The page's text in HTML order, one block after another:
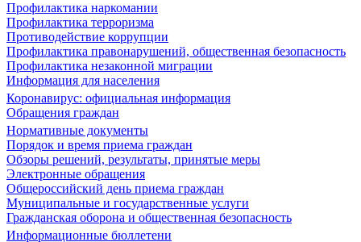
Профилактика наркомании
Профилактика терроризма
Противодействие коррупции
Профилактика правонарушений, общественная безопасность
Профилактика незаконной миграции
Информация для населения
Коронавирус: официальная информация
Обращения граждан
Нормативные документы
Порядок и время приема граждан
Обзоры решений, результаты, принятые меры
Электронные обращения
Общероссийский день приема граждан
Муниципальные и государственные услуги
Гражданская оборона и общественная безопасность
Информационные бюллетени